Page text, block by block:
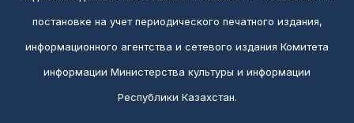
постановке на учет периодического печатного издания,
информационного агентства и сетевого издания Комитета
информации Министерства культуры и информации
Республики Казахстан.